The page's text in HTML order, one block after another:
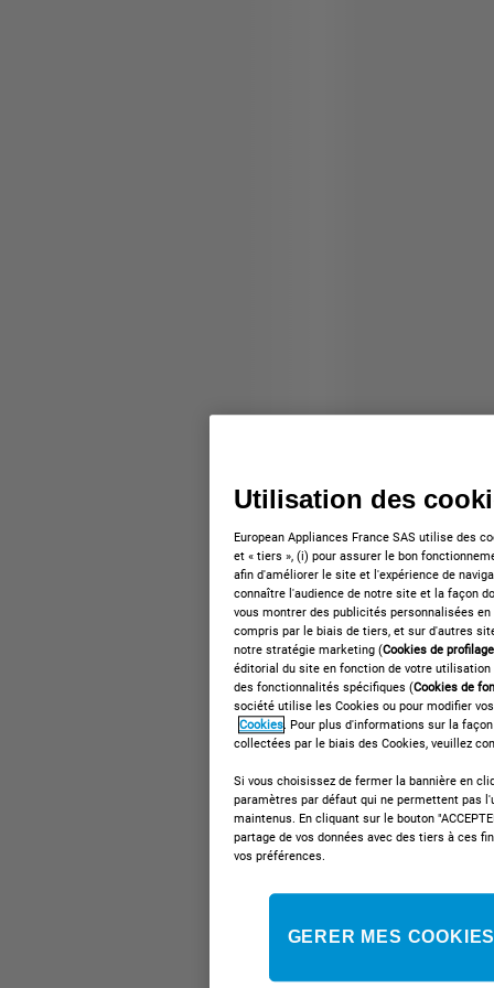
Utilisation des
European Appliances France SAS utilise des
et « tiers », (i) pour assurer le bon
afin d'améliorer le site et l'expérience de
connaître l'audience de notre site et la façon
vous montrer des publicités personnalisées
compris par le biais de tiers, et sur d'autres
notre stratégie marketing (Cookies de
éditorial du site en fonction de votre
des fonctionnalités spécifiques (Cookies de
société utilise les Cookies ou pour modifier
Cookies. Pour plus d'informations sur la
collectées par le biais des Cookies, veuillez
Si vous choisissez de fermer la bannière en
paramètres par défaut qui ne permettent pas
maintenus. En cliquant sur le bouton
partage de vos données avec des tiers à ces
vos préférences.
GERER MES